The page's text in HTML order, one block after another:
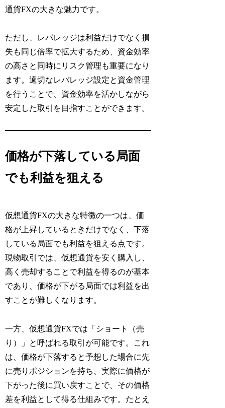
通貨FXの大きな魅力です。
ただし、レバレッジは利益だけでなく損
失も同じ倍率で拡大するため、資金効率
の高さと同時にリスク管理も重要になり
ます。適切なレバレッジ設定と資金管理
を行うことで、資金効率を活かしながら
安定した取引を目指すことができます。
価格が下落している局面
でも利益を狙える
仮想通貨FXの大きな特徴の一つは、価
格が上昇しているときだけでなく、下落
している局面でも利益を狙える点です。
現物取引では、仮想通貨を安く購入し、
高く売却することで利益を得るのが基本
であり、価格が下がる局面では利益を出
すことが難しくなります。
一方、仮想通貨FXでは「ショート（売
り）」と呼ばれる取引が可能です。これ
は、価格が下落すると予想した場合に先
に売りポジションを持ち、実際に価格が
下がった後に買い戻すことで、その価格
差を利益として得る仕組みです。たとえ